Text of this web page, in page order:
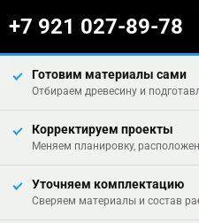
+7 921 027-89-78
Готовим материалы сами
Отбираем древесину и
Корректируем проекты
Меняем планировку,
Уточняем комплектацию
Сверяем материалы и состав